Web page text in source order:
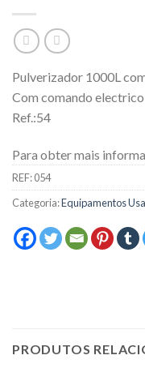
Pulverizador 1000L
Com comando
Ref.:54
Para obter mais
REF:054
Categoria:Equipamentos
PRODUTOS